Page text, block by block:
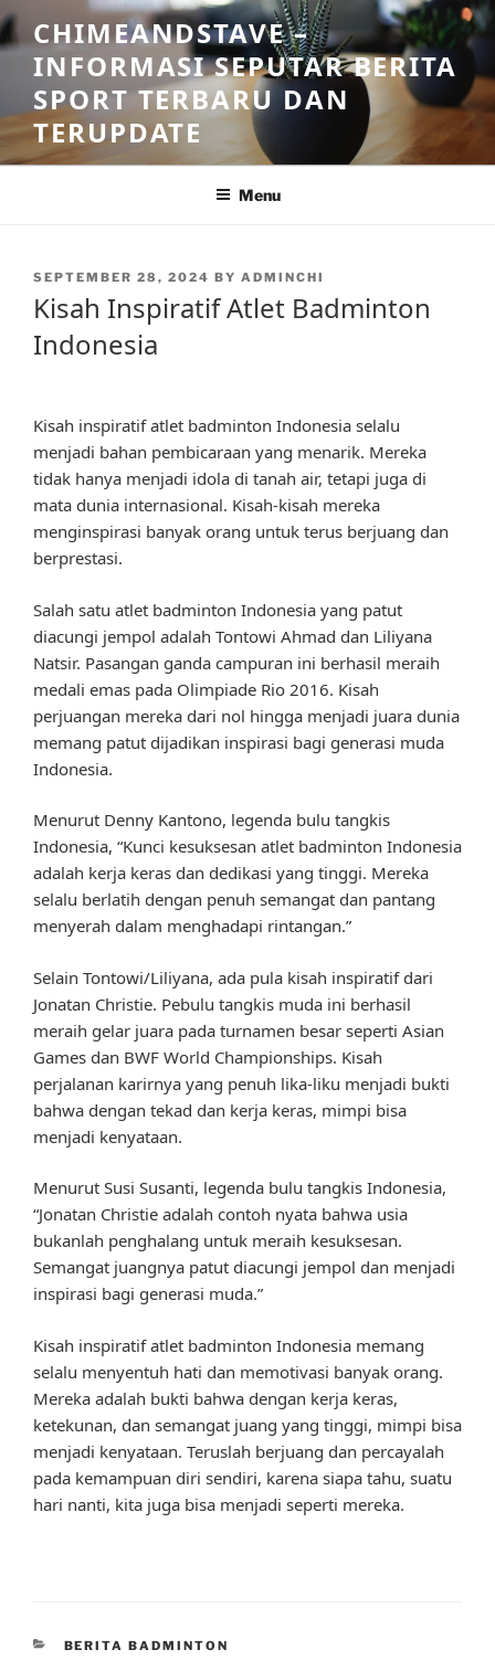
Skip
to
content
CHIMEANDSTAVE –
INFORMASI SEPUTAR BERITA
SPORT TERBARU DAN
TERUPDATE
Menu
POSTED
ON
SEPTEMBER 28, 2024 BY ADMINCHI
Kisah Inspiratif Atlet Badminton
Indonesia
Kisah inspiratif atlet badminton Indonesia selalu
menjadi bahan pembicaraan yang menarik. Mereka
tidak hanya menjadi idola di tanah air, tetapi juga di
mata dunia internasional. Kisah-kisah mereka
menginspirasi banyak orang untuk terus berjuang dan
berprestasi.
Salah satu atlet badminton Indonesia yang patut
diacungi jempol adalah Tontowi Ahmad dan Liliyana
Natsir. Pasangan ganda campuran ini berhasil meraih
medali emas pada Olimpiade Rio 2016. Kisah
perjuangan mereka dari nol hingga menjadi juara dunia
memang patut dijadikan inspirasi bagi generasi muda
Indonesia.
Menurut Denny Kantono, legenda bulu tangkis
Indonesia, “Kunci kesuksesan atlet badminton Indonesia
adalah kerja keras dan dedikasi yang tinggi. Mereka
selalu berlatih dengan penuh semangat dan pantang
menyerah dalam menghadapi rintangan.”
Selain Tontowi/Liliyana, ada pula kisah inspiratif dari
Jonatan Christie. Pebulu tangkis muda ini berhasil
meraih gelar juara pada turnamen besar seperti Asian
Games dan BWF World Championships. Kisah
perjalanan karirnya yang penuh lika-liku menjadi bukti
bahwa dengan tekad dan kerja keras, mimpi bisa
menjadi kenyataan.
Menurut Susi Susanti, legenda bulu tangkis Indonesia,
“Jonatan Christie adalah contoh nyata bahwa usia
bukanlah penghalang untuk meraih kesuksesan.
Semangat juangnya patut diacungi jempol dan menjadi
inspirasi bagi generasi muda.”
Kisah inspiratif atlet badminton Indonesia memang
selalu menyentuh hati dan memotivasi banyak orang.
Mereka adalah bukti bahwa dengan kerja keras,
ketekunan, dan semangat juang yang tinggi, mimpi bisa
menjadi kenyataan. Teruslah berjuang dan percayalah
pada kemampuan diri sendiri, karena siapa tahu, suatu
hari nanti, kita juga bisa menjadi seperti mereka.
CATEGORIES
BERITA BADMINTON